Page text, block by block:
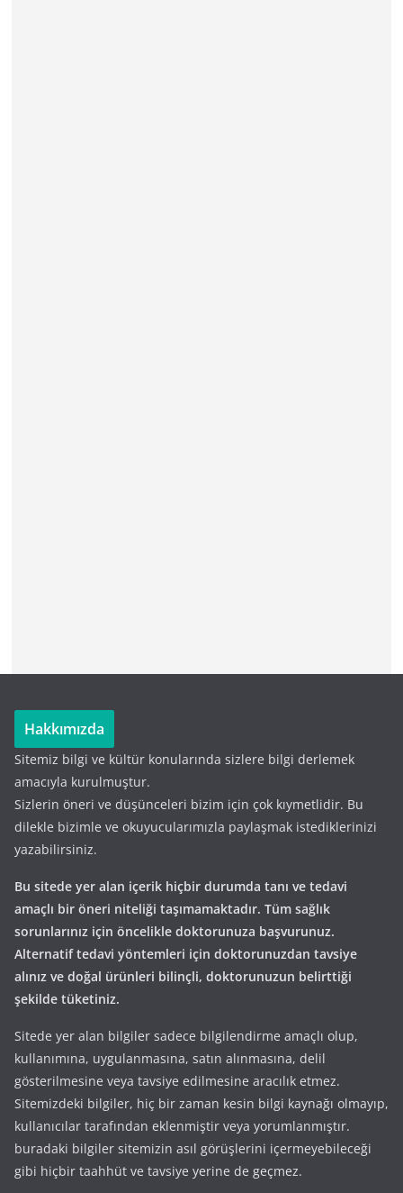
Hakkımızda
Sitemiz bilgi ve kültür konularında sizlere bilgi derlemek
amacıyla kurulmuştur.
Sizlerin öneri ve düşünceleri bizim için çok kıymetlidir. Bu
dilekle bizimle ve okuyucularımızla paylaşmak istediklerinizi
yazabilirsiniz.
Bu sitede yer alan içerik hiçbir durumda tanı ve tedavi
amaçlı bir öneri niteliği taşımamaktadır. Tüm sağlık
sorunlarınız için öncelikle doktorunuza başvurunuz.
Alternatif tedavi yöntemleri için doktorunuzdan tavsiye
alınız ve doğal ürünleri bilinçli, doktorunuzun belirttiği
şekilde tüketiniz.
Sitede yer alan bilgiler sadece bilgilendirme amaçlı olup,
kullanımına, uygulanmasına, satın alınmasına, delil
gösterilmesine veya tavsiye edilmesine aracılık etmez.
Sitemizdeki bilgiler, hiç bir zaman kesin bilgi kaynağı olmayıp,
kullanıcılar tarafından eklenmiştir veya yorumlanmıştır.
buradaki bilgiler sitemizin asıl görüşlerini içermeyebileceği
gibi hiçbir taahhüt ve tavsiye yerine de geçmez.